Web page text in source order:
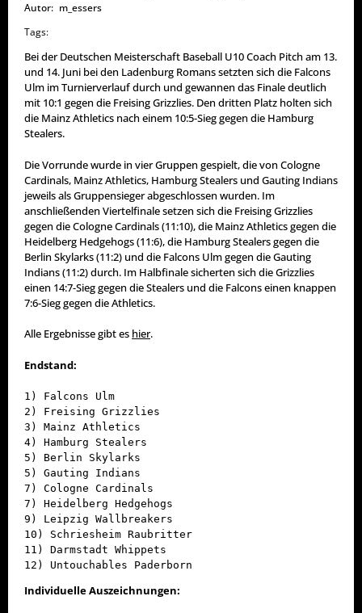
Autor: m_essers
Tags:
Bei der Deutschen Meisterschaft Baseball U10 Coach Pitch am 13.
und 14. Juni bei den Ladenburg Romans setzten sich die Falcons
Ulm im Turnierverlauf durch und gewannen das Finale deutlich
mit 10:1 gegen die Freising Grizzlies. Den dritten Platz holten sich
die Mainz Athletics nach einem 10:5-Sieg gegen die Hamburg
Stealers.
Die Vorrunde wurde in vier Gruppen gespielt, die von Cologne
Cardinals, Mainz Athletics, Hamburg Stealers und Gauting Indians
jeweils als Gruppensieger abgeschlossen wurden. Im
anschließenden Viertelfinale setzen sich die Freising Grizzlies
gegen die Cologne Cardinals (11:10), die Mainz Athletics gegen die
Heidelberg Hedgehogs (11:6), die Hamburg Stealers gegen die
Berlin Skylarks (11:2) und die Falcons Ulm gegen die Gauting
Indians (11:2) durch. Im Halbfinale sicherten sich die Grizzlies
einen 14:7-Sieg gegen die Stealers und die Falcons einen knappen
7:6-Sieg gegen die Athletics.
Alle Ergebnisse gibt es hier.
Endstand:
1) Falcons Ulm
2) Freising Grizzlies
3) Mainz Athletics
4) Hamburg Stealers
5) Berlin Skylarks
5) Gauting Indians
7) Cologne Cardinals
7) Heidelberg Hedgehogs
9) Leipzig Wallbreakers
10) Schriesheim Raubritter
11) Darmstadt Whippets
12) Untouchables Paderborn
Individuelle Auszeichnungen: